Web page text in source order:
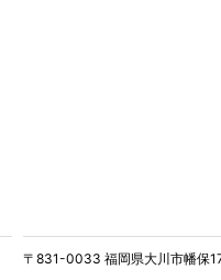
〒831-0033 福岡県大川市幡保